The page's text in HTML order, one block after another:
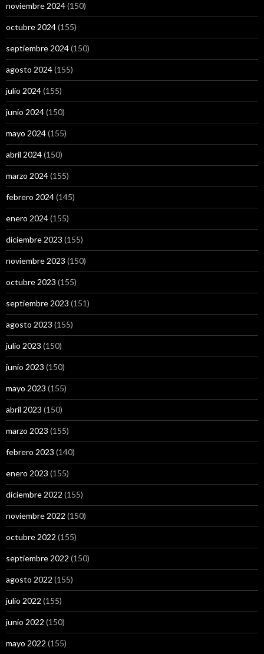
noviembre 2024(150)
octubre 2024(155)
septiembre 2024(150)
agosto 2024(155)
julio 2024(155)
junio 2024(150)
mayo 2024(155)
abril 2024(150)
marzo 2024(155)
febrero 2024(145)
enero 2024(155)
diciembre 2023 (155)
noviembre 2023 (150)
octubre 2023 (155)
septiembre 2023 (151)
agosto 2023 (155)
julio 2023 (150)
junio 2023 (150)
mayo 2023 (155)
abril 2023 (150)
marzo 2023 (155)
febrero 2023 (140)
enero 2023 (155)
diciembre 2022 (155)
noviembre 2022 (150)
octubre 2022 (155)
septiembre 2022 (150)
agosto 2022 (155)
julio 2022 (155)
junio 2022 (150)
mayo 2022 (155)